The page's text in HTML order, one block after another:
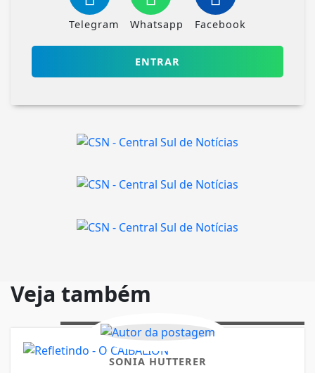
Telegram Whatsapp Facebook
ENTRAR
Veja também
SONIA HUTTERER